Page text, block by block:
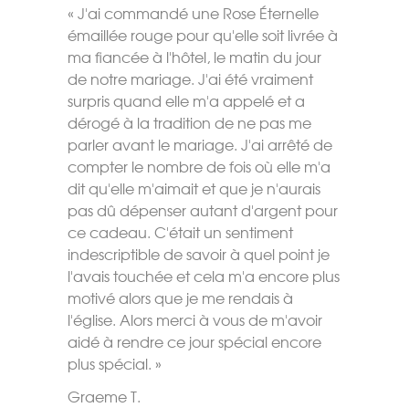
« J'ai commandé une Rose Éternelle
émaillée rouge pour qu'elle soit livrée à
ma fiancée à l'hôtel, le matin du jour
de notre mariage. J'ai été vraiment
surpris quand elle m'a appelé et a
dérogé à la tradition de ne pas me
parler avant le mariage. J'ai arrêté de
compter le nombre de fois où elle m'a
dit qu'elle m'aimait et que je n'aurais
pas dû dépenser autant d'argent pour
ce cadeau. C'était un sentiment
indescriptible de savoir à quel point je
l'avais touchée et cela m'a encore plus
motivé alors que je me rendais à
l'église. Alors merci à vous de m'avoir
aidé à rendre ce jour spécial encore
plus spécial. »
Graeme T.